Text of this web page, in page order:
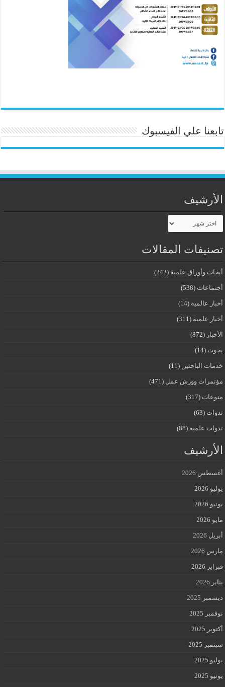
تابعنا علي الفيسبوك
الأرشيف
الأرشيف
تصنيفات المقالات
أبحاث وأوراق علمية (242)
أجتماعات (538)
أخبار عالمية (14)
أخبار علمية (311)
الأخبار (872)
بحوث (14)
خدمات الباحثين (11)
مؤتمرات وورش عمل (471)
منوعات (317)
ندوات (63)
ندوات علمية (88)
الأرشيف
أغسطس 2026
يوليو 2026
يونيو 2026
مايو 2026
أبريل 2026
مارس 2026
فبراير 2026
يناير 2026
ديسمبر 2025
نوفمبر 2025
أكتوبر 2025
سبتمبر 2025
يوليو 2025
يونيو 2025